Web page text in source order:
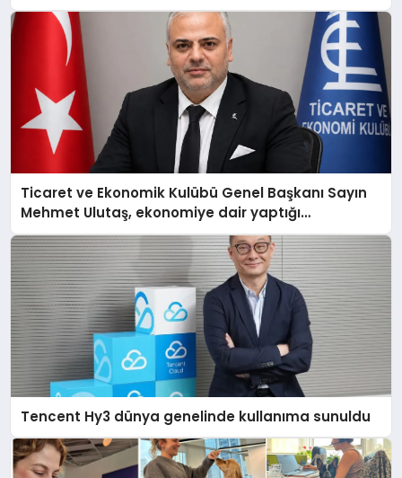
Ticaret ve Ekonomik Kulübü Genel Başkanı Sayın
Mehmet Ulutaş, ekonomiye dair yaptığı
açıklamada şunları kaydetti:
Tencent Hy3 dünya genelinde kullanıma sunuldu